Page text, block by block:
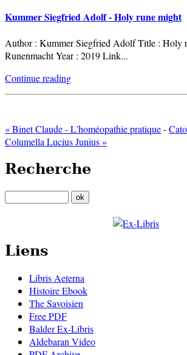
Kummer Siegfried Adolf - Holy rune might
Author : Kummer Siegfried Adolf Title : Holy
Runenmacht Year : 2019 Link...
Continue reading
« Binet Claude - L'homéopathie pratique-
Columella Lucius Junius »
Recherche
Liens
Libris Aeterna
Histoire Ebook
The Savoisien
Free PDF
Balder Ex-Libris
Aldebaran Video